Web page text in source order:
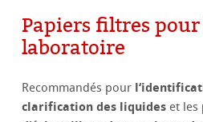
Papiers filtres
laboratoire
Recommandés pour
clarification des liquides et les